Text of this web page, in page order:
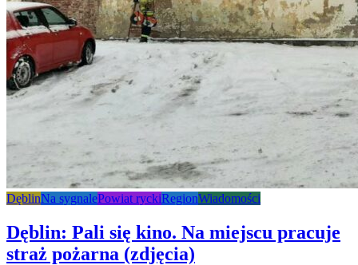
DęblinNa sygnalePowiat ryckiRegionWiadomości
Dęblin: Pali się kino. Na miejscu pracuje
straż pożarna (zdjęcia)